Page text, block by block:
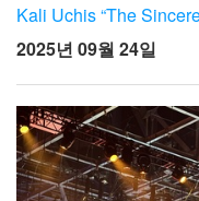
Kali Uchis “The
2025년 09월 24일